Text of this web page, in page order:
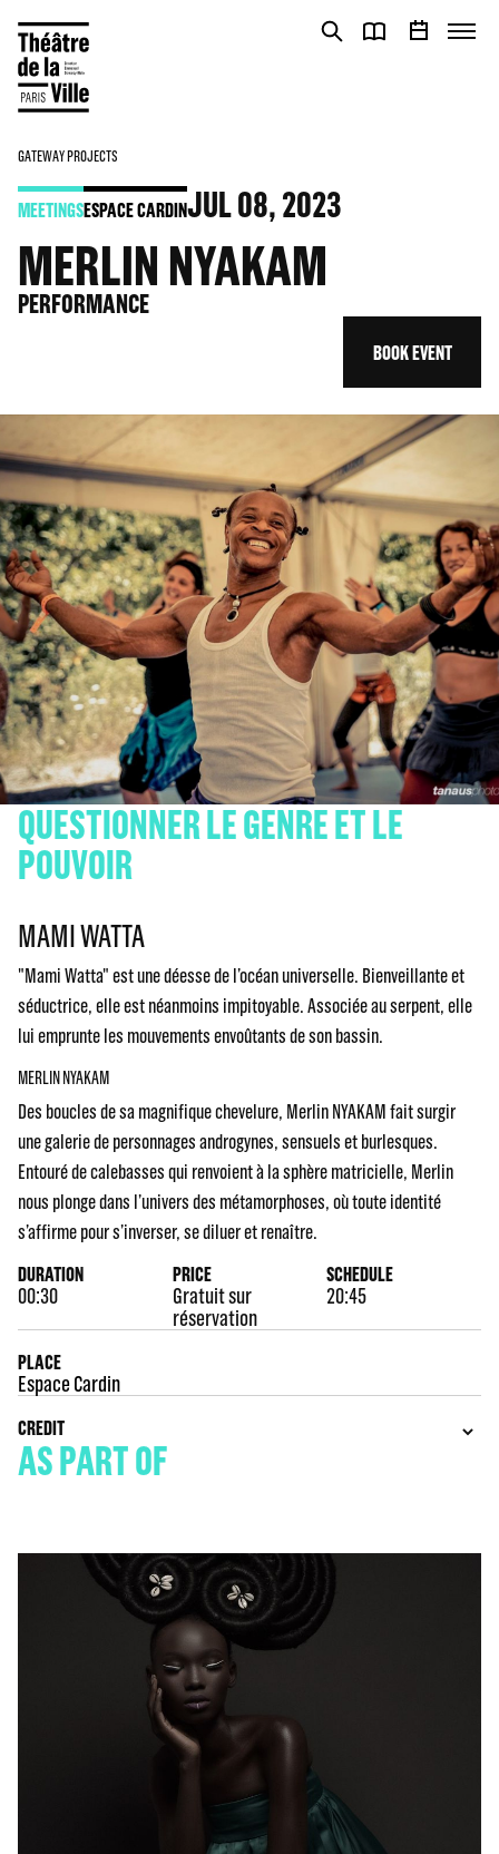
GATEWAY PROJECTS
MEETINGSESPACE CARDINJUL08, 2023
MERLIN NYAKAM
PERFORMANCE
BOOK EVENT
QUESTIONNER LE GENRE ET LE
POUVOIR
MAMI WATTA
"Mami Watta" est une déesse de l’océan universelle. Bienveillante et
séductrice, elle est néanmoins impitoyable. Associée au serpent, elle
lui emprunte les mouvements envoûtants de son bassin.
MERLIN NYAKAM
Des boucles de sa magnifique chevelure, Merlin NYAKAM fait surgir
une galerie de personnages androgynes, sensuels et burlesques.
Entouré de calebasses qui renvoient à la sphère matricielle, Merlin
nous plonge dans l’univers des métamorphoses, où toute identité
s’affirme pour s’inverser, se diluer et renaître.
DURATION
00:30
PRICE
Gratuit sur
réservation
SCHEDULE
20:45
PLACE
Espace Cardin
CREDIT
AS PART OF